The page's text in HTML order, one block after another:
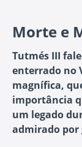
Morte e
Tutmés III
enterrado no
magnífica,
importância
um legado
admirado por